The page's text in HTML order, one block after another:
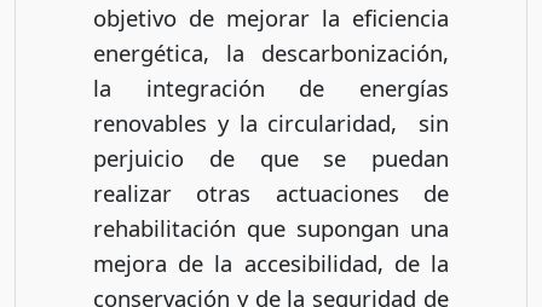
objetivo de mejorar la eficiencia
energética, la descarbonización,
la integración de energías
renovables y la circularidad, sin
perjuicio de que se puedan
realizar otras actuaciones de
rehabilitación que supongan una
mejora de la accesibilidad, de la
conservación y de la seguridad de